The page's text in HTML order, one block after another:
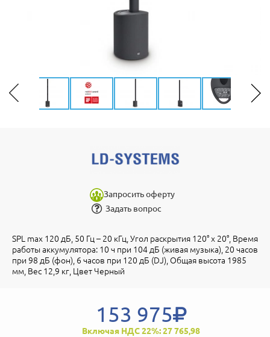
Запросить оферту
Задать вопрос
SPL max 120 дБ, 50 Гц – 20 кГц, Угол раскрытия 120° х 20°, Время
работы аккумулятора: 10 ч при 104 дБ (живая музыка), 20 часов
при 98 дБ (фон), 6 часов при 120 дБ (DJ), Общая высота 1985
мм, Вес 12,9 кг, Цвет Черный
153 975
Включая НДС 22%: 27 765,98